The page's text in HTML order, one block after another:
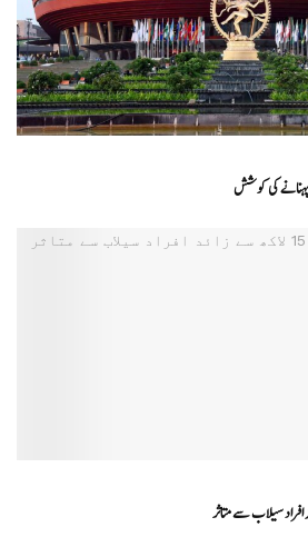
پہنانے کی کوشش